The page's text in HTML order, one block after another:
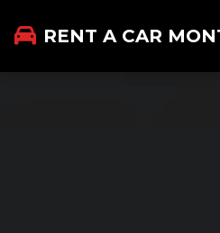
RENT A CAR